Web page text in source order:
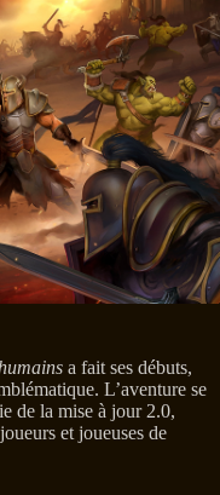
a fait ses débuts,
L’aventure se
de la mise à jour 2.0,
et joueuses de